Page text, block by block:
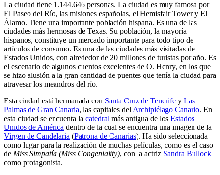
La ciudad tiene 1.144.646 personas. La ciudad es muy famosa por
El Paseo del Río, las misiones españolas, el Hemisfair Tower y El
Álamo. Tiene una importante población hispana. Es una de las
ciudades más hermosas de Texas. Su población, la mayoría
hispanos, constituye un mercado importante para todo tipo de
artículos de consumo. Es una de las ciudades más visitadas de
Estados Unidos, con alrededor de 20 millones de turistas por año. Es
el escenario de algunos cuentos excelentes de O. Henry, en los que
se hizo alusión a la gran cantidad de puentes que tenía la ciudad para
atravesar los meandros del río.
Esta ciudad está hermanada con Santa Cruz de Tenerife y Las
Palmas de Gran Canaria, las capitales del Archipiélago Canario. En
esta ciudad se encuenta la catedral más antigua de los Estados
Unidos de América dentro de la cual se encuentra una imagen de la
Virgen de Candelaria (Patrona de Canarias). Ha sido seleccionada
como lugar para la realización de muchas películas, como es el caso
de Miss Simpatía (Miss Congeniality), con la actriz Sandra Bullock
como protagonista.